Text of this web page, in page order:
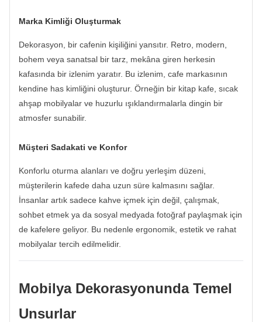
Marka Kimliği Oluşturmak
Dekorasyon, bir cafenin kişiliğini yansıtır. Retro, modern,
bohem veya sanatsal bir tarz, mekâna giren herkesin
kafasında bir izlenim yaratır. Bu izlenim, cafe markasının
kendine has kimliğini oluşturur. Örneğin bir kitap kafe, sıcak
ahşap mobilyalar ve huzurlu ışıklandırmalarla dingin bir
atmosfer sunabilir.
Müşteri Sadakati ve Konfor
Konforlu oturma alanları ve doğru yerleşim düzeni,
müşterilerin kafede daha uzun süre kalmasını sağlar.
İnsanlar artık sadece kahve içmek için değil, çalışmak,
sohbet etmek ya da sosyal medyada fotoğraf paylaşmak için
de kafelere geliyor. Bu nedenle ergonomik, estetik ve rahat
mobilyalar tercih edilmelidir.
Mobilya Dekorasyonunda Temel
Unsurlar